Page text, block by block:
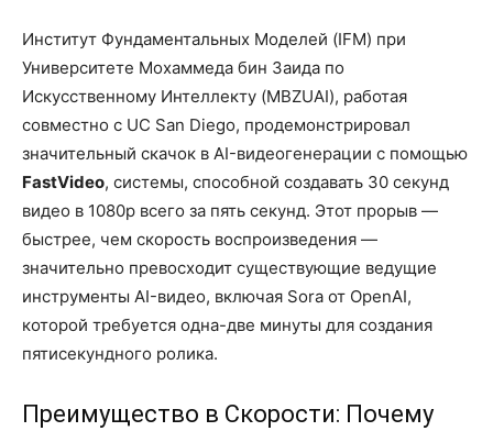
Институт Фундаментальных Моделей (IFM) при
Университете Мохаммеда бин Заида по
Искусственному Интеллекту (MBZUAI), работая
совместно с UC San Diego, продемонстрировал
значительный скачок в AI-видеогенерации с помощью
FastVideo, системы, способной создавать 30 секунд
видео в 1080p всего за пять секунд. Этот прорыв —
быстрее, чем скорость воспроизведения —
значительно превосходит существующие ведущие
инструменты AI-видео, включая Sora от OpenAI,
которой требуется одна-две минуты для создания
пятисекундного ролика.
Преимущество в Скорости: Почему